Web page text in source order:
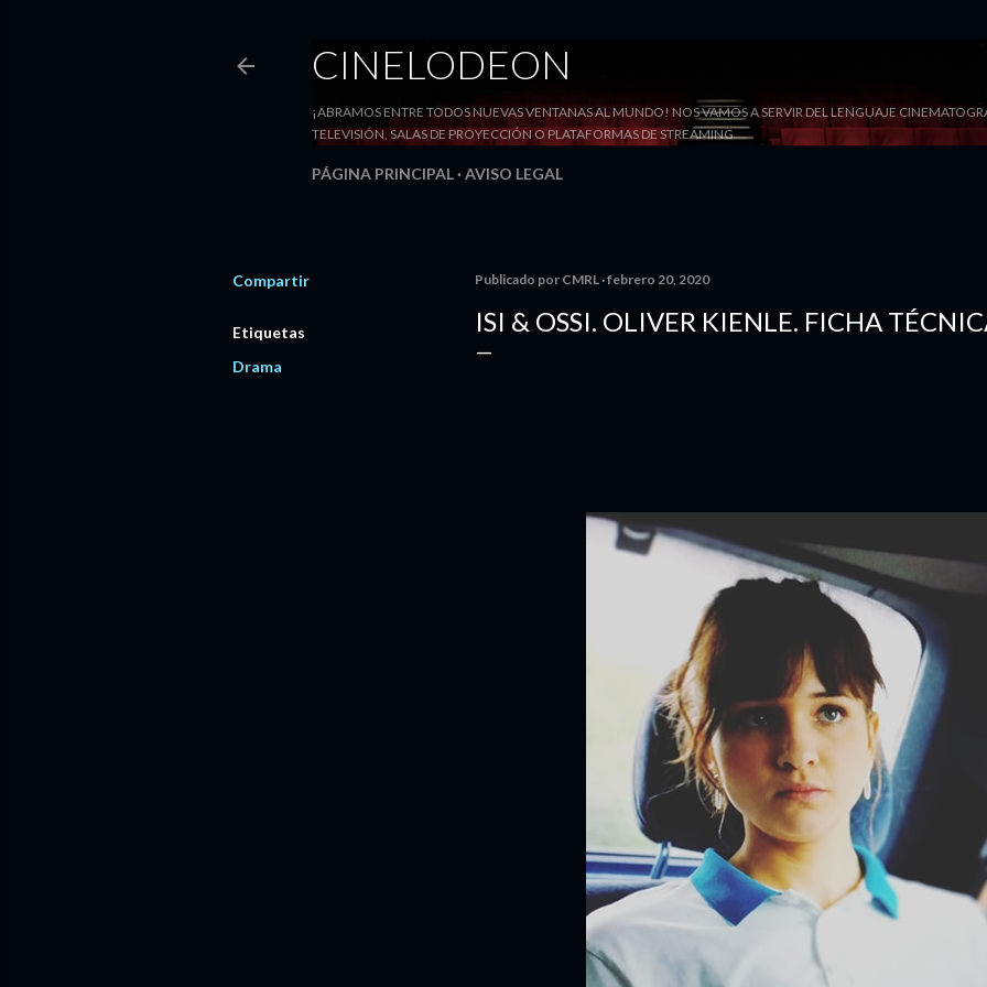
CINELODEON
¡ABRAMOS ENTRE TODOS NUEVAS VENTANAS AL MUNDO! NOS VAMOS A SERVIR DEL LENGUAJE
TELEVISIÓN, SALAS DE PROYECCIÓN O PLATAFORMAS DE STREAMING
PÁGINA PRINCIPAL AVISO LEGAL
Compartir
Etiquetas
Drama
Publicado por CMRL febrero 20, 2020
ISI & OSSI. OLIVER KIENLE. FICHA